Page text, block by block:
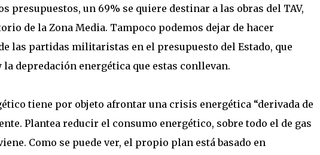
presupuestos, un 69% se quiere destinar a las obras del TAV,
de la Zona Media. Tampoco podemos dejar de hacer
las partidas militaristas en el presupuesto del Estado, que
depredación energética que estas conllevan.
tiene por objeto afrontar una crisis energética “derivada de
Plantea reducir el consumo energético, sobre todo el de gas
Como se puede ver, el propio plan está basado en